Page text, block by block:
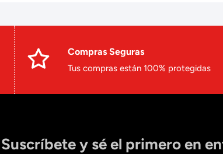
Compras Seguras
Tus compras están 100% protegidas
Suscríbete y sé el primero en